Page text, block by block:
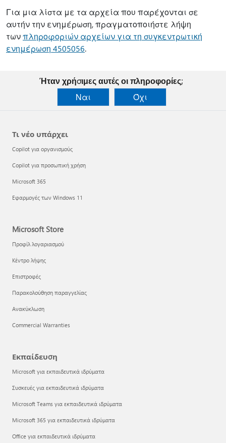
Για μια λίστα με τα αρχεία που παρέχονται σε
αυτήν την ενημέρωση, πραγματοποιήστε λήψη
τωνπληροφοριών αρχείων για τη συγκεντρωτική
ενημέρωση 4505056.
Ήταν χρήσιμες αυτές οι πληροφορίες;
Ναι
Όχι
Τι νέο υπάρχει
Copilot για οργανισμούς
Copilot για προσωπική χρήση
Microsoft 365
Εφαρμογές των Windows 11
Microsoft Store
Προφίλ λογαριασμού
Κέντρο λήψης
Επιστροφές
Παρακολούθηση παραγγελίας
Ανακύκλωση
Commercial Warranties
Εκπαίδευση
Microsoft για εκπαιδευτικά ιδρύματα
Συσκευές για εκπαιδευτικά ιδρύματα
Microsoft Teams για εκπαιδευτικά ιδρύματα
Microsoft 365 για εκπαιδευτικά ιδρύματα
Office για εκπαιδευτικά ιδρύματα